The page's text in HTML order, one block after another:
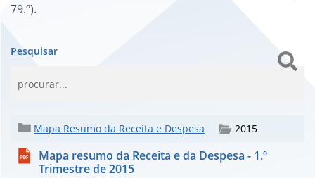
79.º).
Pesquisar
Mapa Resumo da Receita e Despesa 2015
Mapa resumo da Receita e da Despesa - 1.º
Trimestre de 2015